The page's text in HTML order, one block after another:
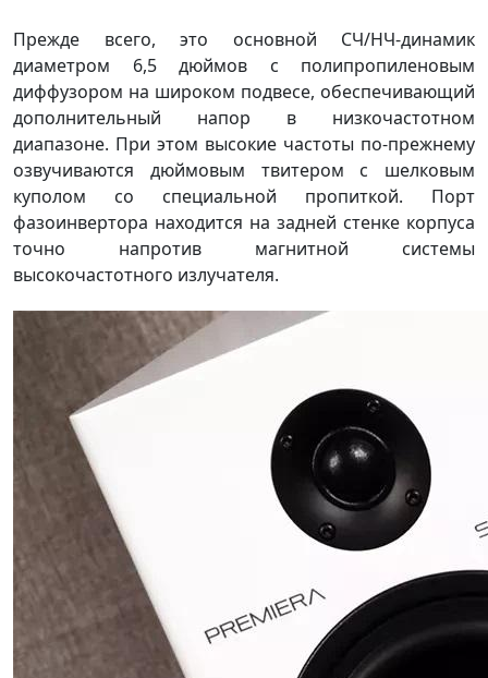
Прежде всего, это основной СЧ/НЧ-динамик
диаметром 6,5 дюймов с полипропиленовым
диффузором на широком подвесе, обеспечивающий
дополнительный напор в низкочастотном
диапазоне. При этом высокие частоты по-прежнему
озвучиваются дюймовым твитером с шелковым
куполом со специальной пропиткой. Порт
фазоинвертора находится на задней стенке корпуса
точно напротив магнитной системы
высокочастотного излучателя.